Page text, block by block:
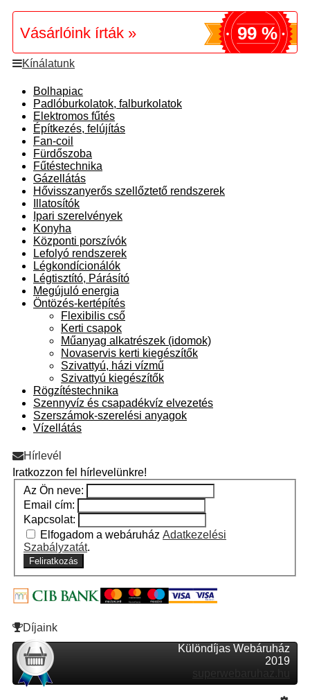
Vásárlóink írták » 99 %
Kínálatunk
Bolhapiac
Padlóburkolatok, falburkolatok
Elektromos fűtés
Építkezés, felújítás
Fan-coil
Fürdőszoba
Fűtéstechnika
Gázellátás
Hővisszanyerős szellőztető rendszerek
Illatosítók
Ipari szerelvények
Konyha
Központi porszívók
Lefolyó rendszerek
Légkondícionálók
Légtisztító, Párásító
Megújuló energia
Öntözés-kertépítés
Flexibilis cső
Kerti csapok
Műanyag alkatrészek (idomok)
Novaservis kerti kiegészítők
Szivattyú, házi vízmű
Szivattyú kiegészítők
Rögzítéstechnika
Szennyvíz és csapadékvíz elvezetés
Szerszámok-szerelési anyagok
Vízellátás
Hírlevél
Iratkozzon fel hírlevelünkre!
Az Ön neve:
Email cím:
Kapcsolat:
Elfogadom a webáruház Adatkezelési
Szabályzatát.
Feliratkozás
Díjaink
Különdíjas Webáruház
2019